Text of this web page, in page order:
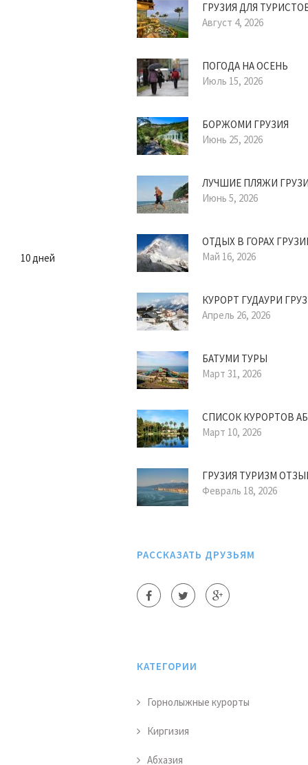
10 дней
ГРУЗИЯ ДЛЯ
Август 4, 2026
ПОГОДА НА ОСЕНЬ
Июль 15, 2026
БОРЖОМИ ГРУЗИЯ
Июнь 25, 2026
ЛУЧШИЕ ПЛЯЖИ
Июнь 5, 2026
ОТДЫХ В ГОРАХ
Май 16, 2026
КУРОРТ ГУДАУРИ
Апрель 26, 2026
БАТУМИ ТУРЫ
Март 31, 2026
СПИСОК КУРОРТОВ
Март 10, 2026
ГРУЗИЯ ТУРИЗМ
Февраль 18, 2026
РАССКАЗАТЬ ДРУЗЬЯМ
КАТЕГОРИИ
Горнолыжные курорты
Киргизия
Абхазия